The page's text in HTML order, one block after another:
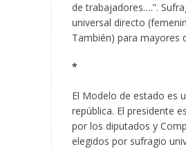
de trabajadores….”.
universal directo
También) para mayores
*
El Modelo de estado es
república. El presidente
por los diputados y
elegidos por sufragio